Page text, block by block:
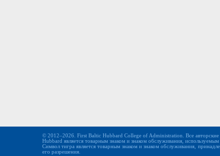
© 2012–2026. First Baltic Hubbard College of Administration. Все
Hubbard является товарным знаком и знаком обслуживания,
Символ тигра является товарным знаком и знаком обслуживания,
его разрешения.